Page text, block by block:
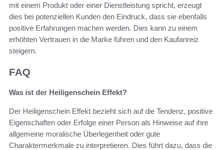
mit einem Produkt oder einer Dienstleistung spricht, erzeugt
dies bei potenziellen Kunden den Eindruck, dass sie ebenfalls
positive Erfahrungen machen werden. Dies kann zu einem
erhöhten Vertrauen in die Marke führen und den Kaufanreiz
steigern.
FAQ
Was ist der Heiligenschein Effekt?
Der Heiligenschein Effekt bezieht sich auf die Tendenz, positive
Eigenschaften oder Erfolge einer Person als Hinweise auf ihre
allgemeine moralische Überlegenheit oder gute
Charaktermerkmale zu interpretieren. Dies führt dazu, dass die